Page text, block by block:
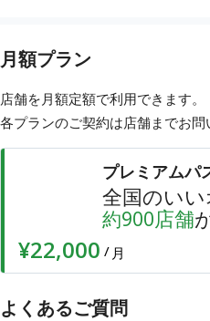
月額プラン
店舗を月額定額で利用できます。
各プランのご契約は店舗までお問
プレミアムパ
全国のい
約900店舗
¥22,000 / 月
よくあるご質問